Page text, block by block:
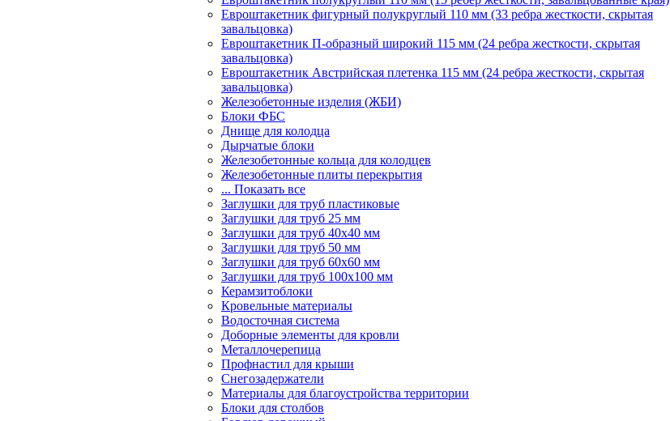
Евроштакетник фигурный полукруглый 110 мм (33 ребра жесткости, скрытая
завальцовка)
Евроштакетник П-образный широкий 115 мм (24 ребра жесткости, скрытая
завальцовка)
Евроштакетник Австрийская плетенка 115 мм (24 ребра жесткости, скрытая
завальцовка)
Железобетонные изделия (ЖБИ)
Блоки ФБС
Днище для колодца
Дырчатые блоки
Железобетонные кольца для колодцев
Железобетонные плиты перекрытия
... Показать все
Заглушки для труб пластиковые
Заглушки для труб 25 мм
Заглушки для труб 40х40 мм
Заглушки для труб 50 мм
Заглушки для труб 60х60 мм
Заглушки для труб 100х100 мм
Керамзитоблоки
Кровельные материалы
Водосточная система
Доборные элементы для кровли
Металлочерепица
Профнастил для крыши
Снегозадержатели
Материалы для благоустройства территории
Блоки для столбов